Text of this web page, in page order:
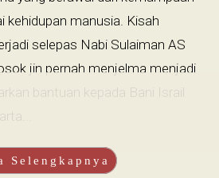
kehidupan manusia. Kisah
selepas Nabi Sulaiman AS
jin pernah menjelma menjadi
bantuan kepada Bani Israil
Selengkapnya